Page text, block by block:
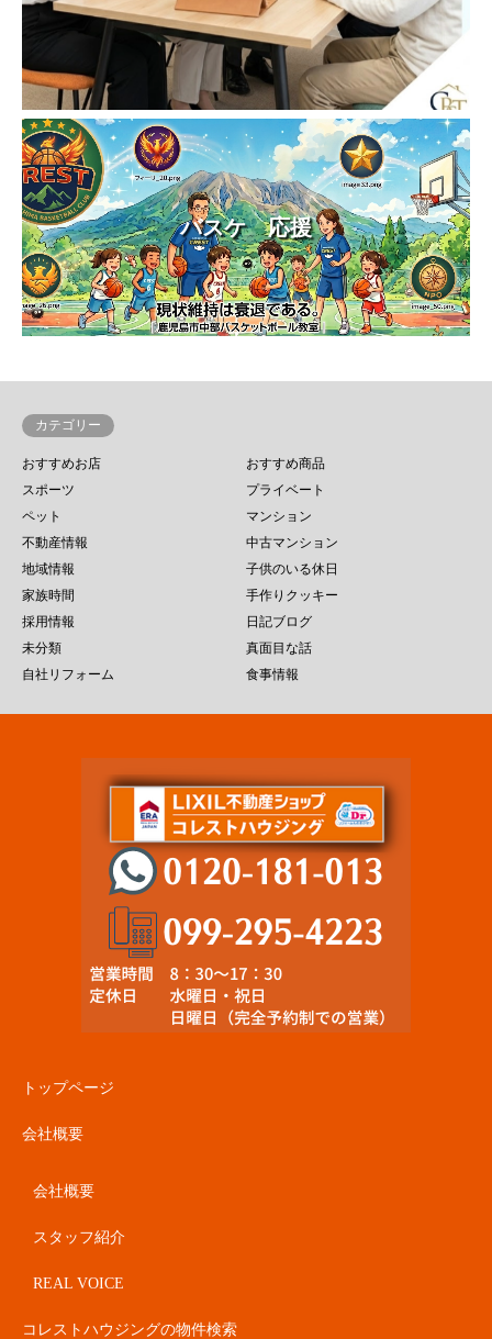
バスケ 応援
カテゴリー
おすすめお店
おすすめ商品
スポーツ
プライベート
ペット
マンション
不動産情報
中古マンション
地域情報
子供のいる休日
家族時間
手作りクッキー
採用情報
日記ブログ
未分類
真面目な話
自社リフォーム
食事情報
トップページ
会社概要
会社概要
スタッフ紹介
REAL VOICE
コレストハウジングの物件検索